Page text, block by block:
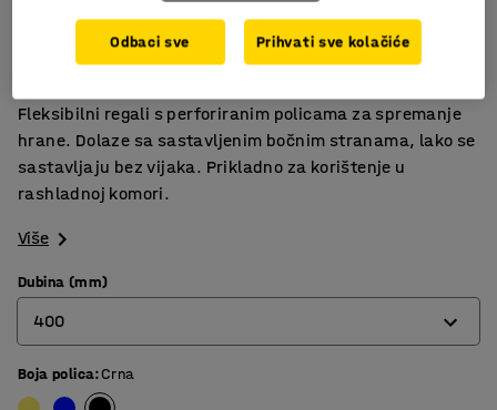
Za spremanje hrane
Za hladno skladištenje
Lako održavanje higijene
Fleksibilni regali s perforiranim policama za spremanje
hrane. Dolaze sa sastavljenim bočnim stranama, lako se
sastavljaju bez vijaka. Prikladno za korištenje u
rashladnoj komori.
Više
Dubina (mm)
400
400
Boja polica:Crna
Odbaci sve Prihvati sve kolačiće